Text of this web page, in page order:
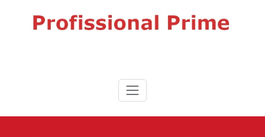
Profissional Prime
impulsionar sua carreira.